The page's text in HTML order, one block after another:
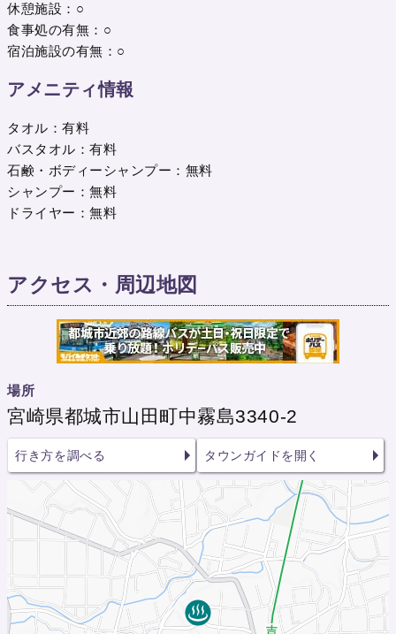
休憩施設：○
食事処の有無：○
宿泊施設の有無：○
アメニティ情報
タオル：有料
バスタオル：有料
石鹸・ボディーシャンプー：無料
シャンプー：無料
ドライヤー：無料
アクセス・周辺地図
場所
宮崎県都城市山田町中霧島3340-2
行き方を調べる タウンガイドを開く